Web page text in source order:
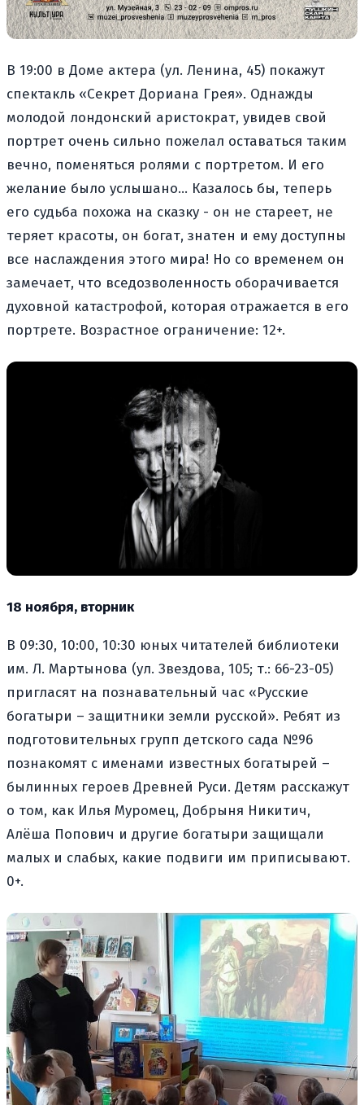
В 19:00 в Доме актера (ул. Ленина, 45) покажут
спектакль «Секрет Дориана Грея». Однажды
молодой лондонский аристократ, увидев свой
портрет очень сильно пожелал оставаться таким
вечно, поменяться ролями с портретом. И его
желание было услышано... Казалось бы, теперь
его судьба похожа на сказку - он не стареет, не
теряет красоты, он богат, знатен и ему доступны
все наслаждения этого мира! Но со временем он
замечает, что вседозволенность оборачивается
духовной катастрофой, которая отражается в его
портрете. Возрастное ограничение: 12+.
18 ноября, вторник
В 09:30, 10:00, 10:30 юных читателей библиотеки
им. Л. Мартынова (ул. Звездова, 105; т.: 66-23-05)
пригласят на познавательный час «Русские
богатыри – защитники земли русской». Ребят из
подготовительных групп детского сада №96
познакомят с именами известных богатырей –
былинных героев Древней Руси. Детям расскажут
о том, как Илья Муромец, Добрыня Никитич,
Алёша Попович и другие богатыри защищали
малых и слабых, какие подвиги им приписывают.
0+.